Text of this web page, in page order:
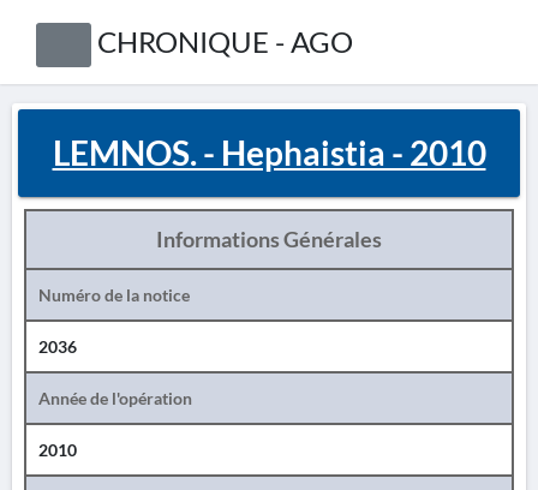
CHRONIQUE - AGO
LEMNOS. - Hephaistia - 2010
Informations Générales
Numéro de la notice
2036
Année de l'opération
2010